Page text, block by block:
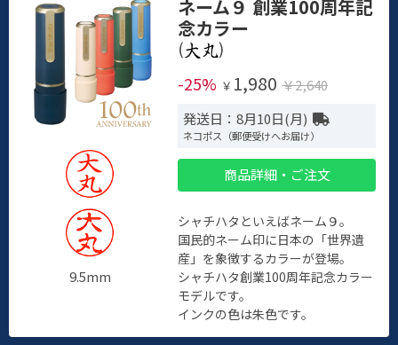
9.5mm
ネーム９ 創業100周年記
念カラー
(
)
-25% ￥ 1,980 ￥2,640
発送日：8月10日(月)
ネコポス（郵便受けへお届け）
商品詳細・ご注文
シャチハタといえばネーム９。
国民的ネーム印に日本の「世界遺
産」を象徴するカラーが登場。
シャチハタ創業100周年記念カラー
モデルです。
インクの色は朱色です。